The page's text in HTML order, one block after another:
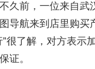
久前，一位来自武
导航来到店里购买
”很了解，对方表示
证。